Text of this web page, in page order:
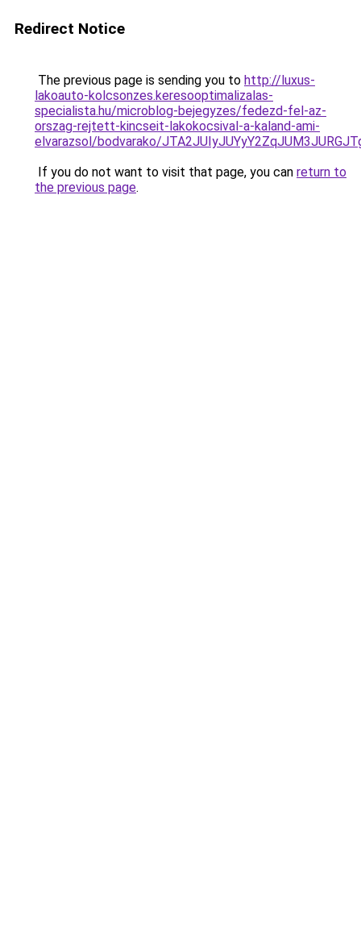
Redirect Notice
The previous page is sending you to http://luxus-
lakoauto-kolcsonzes.keresooptimalizalas-
specialista.hu/microblog-bejegyzes/fedezd-fel-az-
orszag-rejtett-kincseit-lakokocsival-a-kaland-ami-
elvarazsol/bodvarako/
If you do not want to visit that page, you can return to
the previous page.